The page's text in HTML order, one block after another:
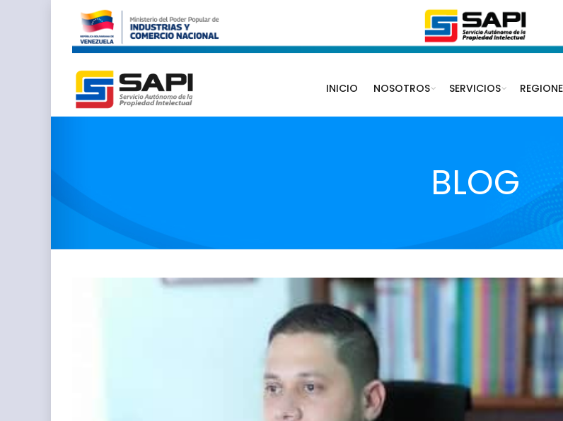
INICIO NOSOTROS SERVICIOS
BLOG